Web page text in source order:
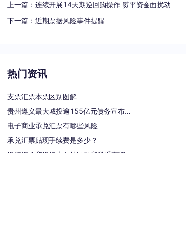
上一篇： 连续开展14天期逆回购操作 熨平资金面扰动
下一篇： 近期票据风险事件提醒
热门资讯
支票汇票本票区别图解
贵州遵义最大城投逾155亿元债务宣布重组
电子商业承兑汇票有哪些风险
承兑汇票贴现手续费是多少？